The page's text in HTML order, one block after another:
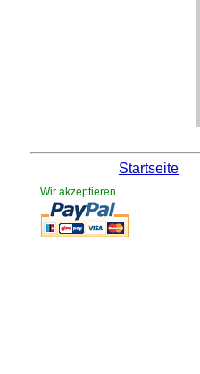
Startseite
Wir akzeptieren